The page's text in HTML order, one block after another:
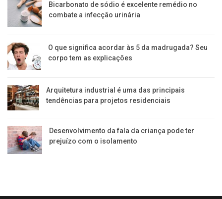
Bicarbonato de sódio é excelente remédio no
combate a infecção urinária
O que significa acordar às 5 da madrugada? Seu
corpo tem as explicações
Arquitetura industrial é uma das principais
tendências para projetos residenciais
Desenvolvimento da fala da criança pode ter
prejuízo com o isolamento